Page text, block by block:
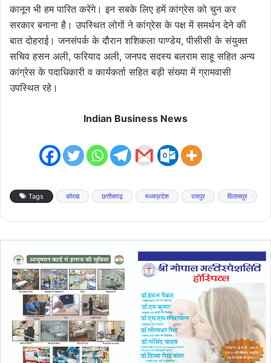
कानून भी हम पारित करेंगे। इन सबके लिए हमें कांग्रेस को चुन कर
सरकार बनाना है। उपस्थित लोगों ने कांग्रेस के पक्ष में समर्थन देने की
बात दोहराई। जनसंपर्क के दौरान शशिकला पाण्डेय, पीसीसी के संयुक्त
सचिव हसन अली, फरियाद अली, जनपद सदस्य बलराम साहू सहित अन्य
कांग्रेस के पदाधिकारी व कार्यकर्ता सहित बड़ी संख्या में ग्रामवासी
उपस्थित रहे।
Indian Business News
Tags कोरबा छत्तीसगढ़ मध्यप्रदेश रायपुर विलासपुर